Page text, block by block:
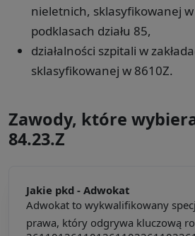
nieletnich, sklasyfikowanej
podklasach działu 85,
działalności szpitali w
sklasyfikowanej w 8610Z.
Zawody, które
84.23.Z
Jakie pkd - Adwokat
Adwokat to wykwalifikowany
prawa, który odgrywa kluczową